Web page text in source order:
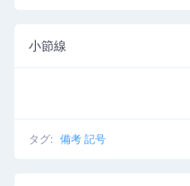
小節線
タグ: 備考 記号